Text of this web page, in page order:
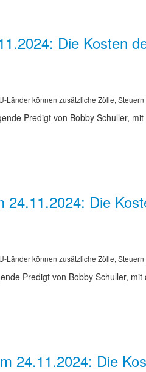
Die Kosten
Länder können zusätzliche Zölle,
Predigt von Bobby Schuller,
24.11.2024: Die
Länder können zusätzliche Zölle,
Predigt von Bobby Schuller,
24.11.2024: Die